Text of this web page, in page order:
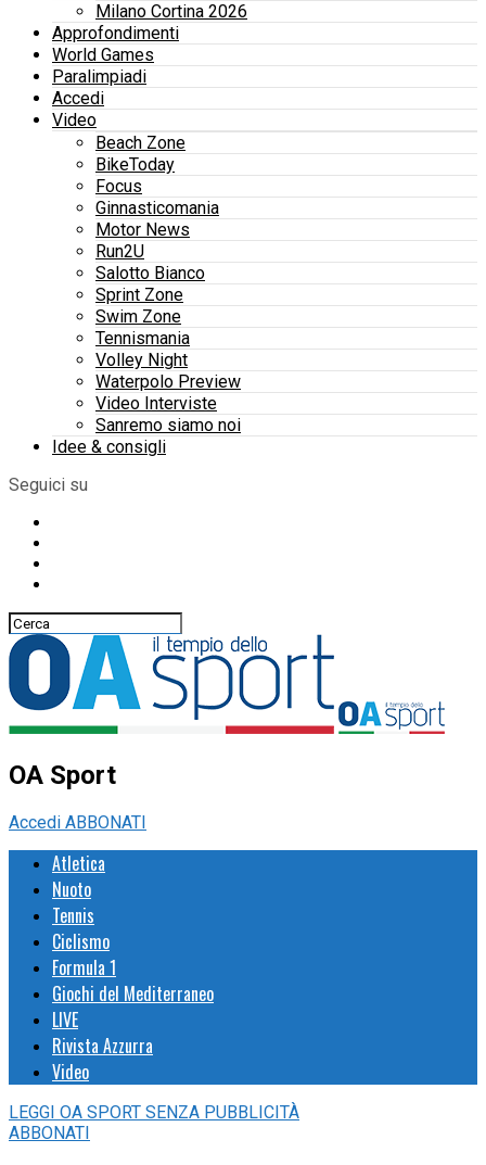
Milano Cortina 2026
Approfondimenti
World Games
Paralimpiadi
Accedi
Video
Beach Zone
BikeToday
Focus
Ginnasticomania
Motor News
Run2U
Salotto Bianco
Sprint Zone
Swim Zone
Tennismania
Volley Night
Waterpolo Preview
Video Interviste
Sanremo siamo noi
Idee & consigli
Seguici su
OA Sport
Accedi ABBONATI
Atletica
Nuoto
Tennis
Ciclismo
Formula 1
Giochi del Mediterraneo
LIVE
Rivista Azzurra
Video
LEGGI OA SPORT SENZA PUBBLICITÀ
ABBONATI